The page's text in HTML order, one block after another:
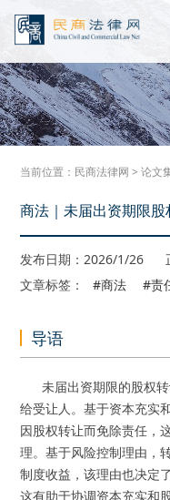
当前位置： 民商法律网 >论文
商法｜未届出资期限
发布日期：2026/1/26
文章标签： #商法 #责
导语
未届出资期限的股权转
给受让人。基于资本充实
因股权转让而免除责任，
理。基于风险控制理由，
制度收益，该理由也决定
这有助于协调资本充实和